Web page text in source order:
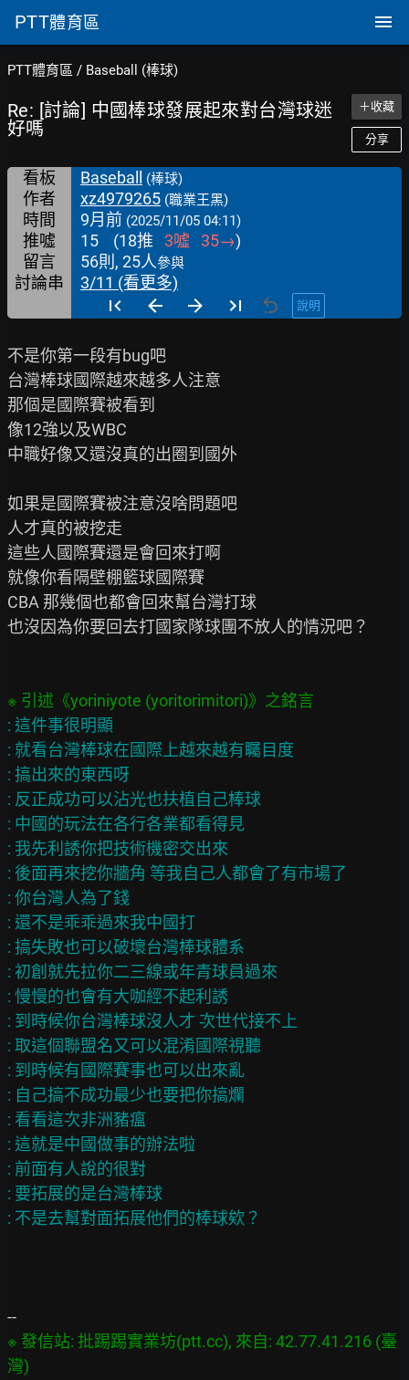
PTT體育區
PTT體育區 / Baseball (棒球)
Re: [討論] 中國棒球發展起來對台灣球迷
好嗎
＋收藏
分享
看板 Baseball (棒球)
作者 xz4979265 (職業王黑)
時間 9月前 (2025/11/05 04:11)
推噓 15 (18推 3噓 35→)
留言
56則, 25人參與
討論串 3/11 (看更多)
說明
不是你第一段有bug吧
台灣棒球國際越來越多人注意
那個是國際賽被看到
像12強以及WBC
中職好像又還沒真的出圈到國外
如果是國際賽被注意沒啥問題吧
人才真的被挖走
這些人國際賽還是會回來打啊
就像你看隔壁棚籃球國際賽
CBA 那幾個也都會回來幫台灣打球
也沒因為你要回去打國家隊球團不放人的情況吧？
: 這件事很明顯
: 就看台灣棒球在國際上越來越有矚目度
: 搞出來的東西呀
: 反正成功可以沾光也扶植自己棒球
: 中國的玩法在各行各業都看得見
: 我先利誘你把技術機密交出來
: 後面再來挖你牆角 等我自己人都會了有市場了
: 你台灣人為了錢
: 還不是乖乖過來我中國打
: 搞失敗也可以破壞台灣棒球體系
: 初創就先拉你二三線或年青球員過來
: 慢慢的也會有大咖經不起利誘
: 到時候你台灣棒球沒人才 次世代接不上
: 取這個聯盟名又可以混淆國際視聽
: 到時候有國際賽事也可以出來亂
: 自己搞不成功最少也要把你搞爛
: 看看這次非洲豬瘟
: 這就是中國做事的辦法啦
: 前面有人說的很對
: 要拓展的是台灣棒球
※ 發信站: 批踢踢實業坊(ptt.cc), 來自: 42.77.41.216 (臺
灣)